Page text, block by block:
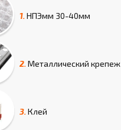
1. НПЭмм 30-40мм
2. Металлический крепеж
3. Клей